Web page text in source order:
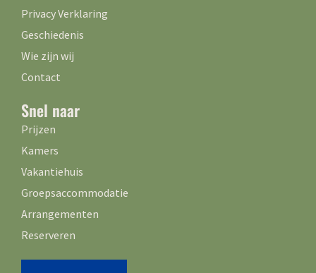
Privacy Verklaring
Geschiedenis
Wie zijn wij
Contact
Snel naar
Prijzen
Kamers
Vakantiehuis
Groepsaccommodatie
Arrangementen
Reserveren